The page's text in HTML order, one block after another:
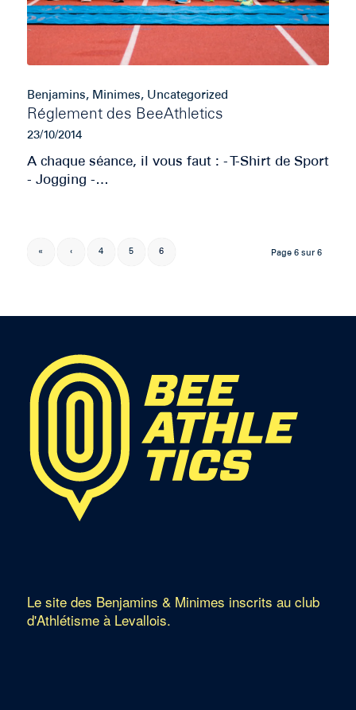
Benjamins, Minimes, Uncategorized
Réglement des BeeAthletics
23/10/2014
A chaque séance, il vous faut : - T-Shirt de Sport
- Jogging -…
Page 6 sur 6
« ‹ 4 5 6
Le site des Benjamins & Minimes inscrits au club
d'Athlétisme à Levallois.